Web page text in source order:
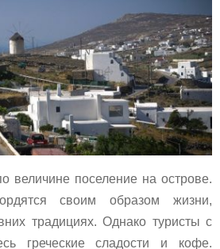
величине поселение на острове.
своим образом жизни,
традициях. Однако туристы с
греческие сладости и кофе.